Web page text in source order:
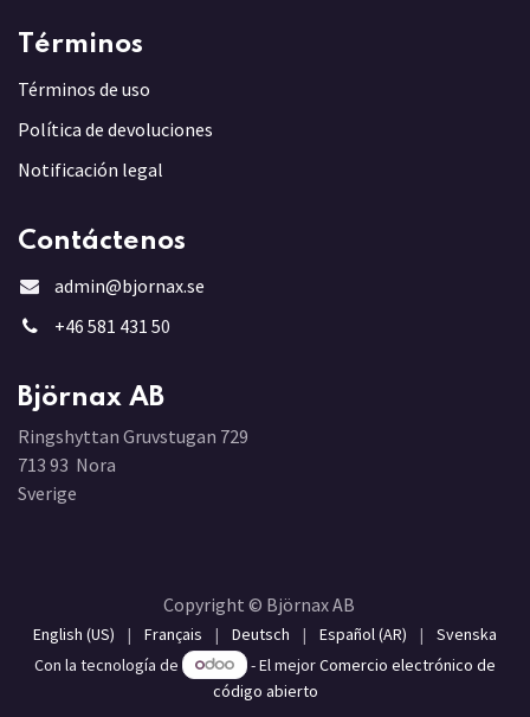
Términos
Términos de uso
Política de devoluciones
Notificación legal
Contáctenos
admin@bjornax.se
+46 581 431 50
Björnax AB
Ringshyttan Gruvstugan 729
713 93 Nora
Sverige
Copyright © Björnax AB
English (US) | Français | Deutsch | Español (AR) |
Svenska
Con la tecnología de
- El mejorComercio electrónico de
código abierto